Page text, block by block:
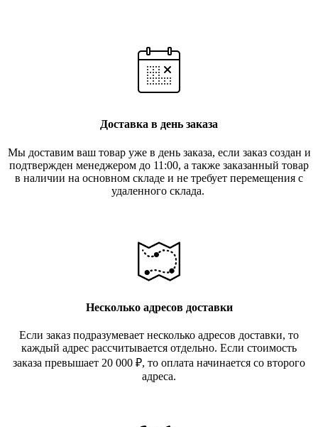
Доставка в день заказа
Мы доставим ваш товар уже в день заказа, если заказ создан и
подтвержден менеджером до 11:00, а также заказанный товар
в наличии на основном складе и не требует перемещения с
удаленного склада.
Несколько адресов доставки
Если заказ подразумевает несколько адресов доставки, то
каждый адрес рассчитывается отдельно. Если стоимость
заказа превышает 20 000 ₽, то оплата начинается со второго
адреса.